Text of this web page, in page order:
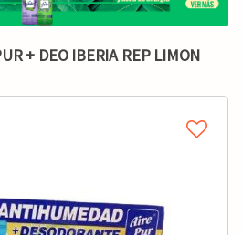
+ DEO IBERIA REP LIMON